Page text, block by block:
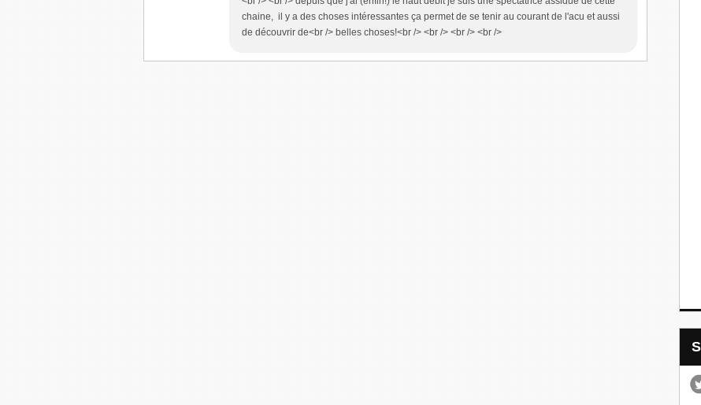
chaine, il y a des choses intéressantes ça permet de se tenir au courant de l'acu et aussi
de découvrir de<br /> belles choses!<br /> <br /> <br /> <br />